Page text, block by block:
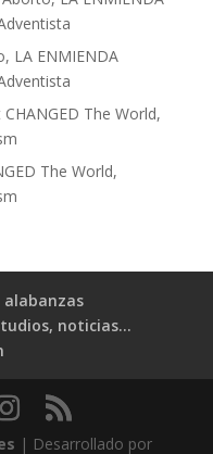
LA ENMIENDA
The World,
The World,
alabanzas
noticias…
| Desarrollado por